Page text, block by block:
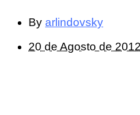
By arlindovsky
20 de Agosto de 2012